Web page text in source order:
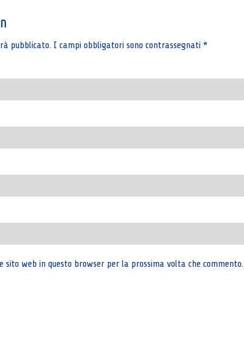
pubblicato. I campi obbligatori sono contrassegnati *
sito web in questo browser per la prossima volta che commento.